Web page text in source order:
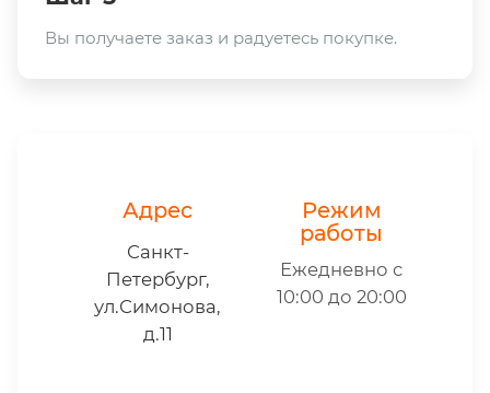
Вы получаете заказ и радуетесь покупке.
Адрес
Санкт-
Петербург,
ул.Симонова,
д.11
Режим
работы
Ежедневно с
10:00 до 20:00